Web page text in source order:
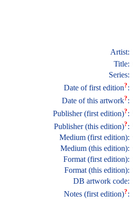
Artist:
Title:
Series:
Date of first edition?:
Date of this artwork?:
Publisher (first edition)?:
Publisher (this edition)?:
Medium (first edition):
Medium (this edition):
Format (first edition):
Format (this edition):
DB artwork code:
Notes (first edition)?: